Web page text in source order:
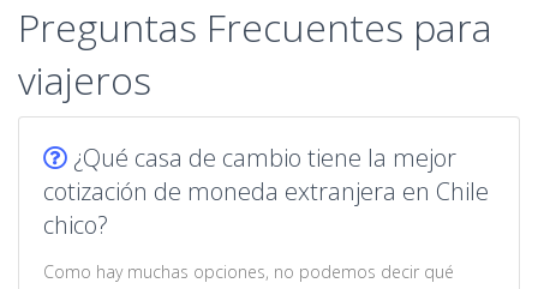
Preguntas Frecuentes para
viajeros
¿Qué casa de cambio tiene la mejor
cotización de moneda extranjera en Chile
chico?
Como hay muchas opciones, no podemos decir qué